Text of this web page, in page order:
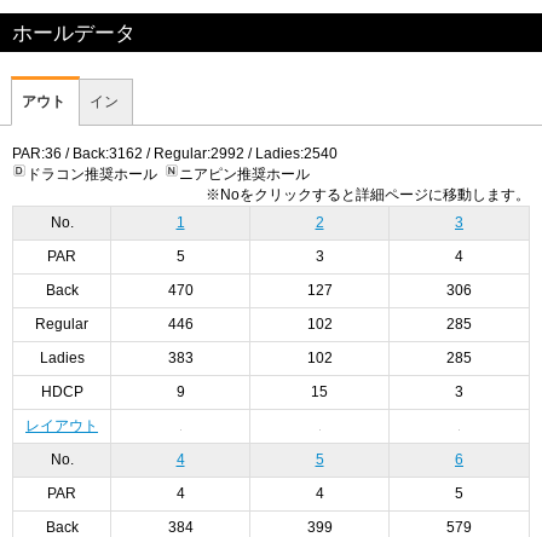
ホールデータ
アウト イン
PAR:36 / Back:3162 / Regular:2992 / Ladies:2540
ドラコン推奨ホール
ニアピン推奨ホール
※Noをクリックすると詳細ページに移動します。
No.
1 2 3
PAR 5 3 4
Back 470 127 306
Regular 446 102 285
Ladies 383 102 285
HDCP 9 15 3
レイアウト
No. 4 5 6
PAR 4 4 5
Back 384 399 579